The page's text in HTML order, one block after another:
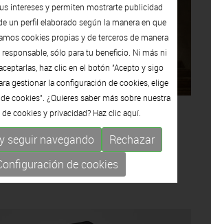
Contemporánea
intereses y permiten mostrarte publicidad
un perfil elaborado según la manera en que
cookies propias y de terceros de manera
sólo para tu beneficio. Ni más ni
haz clic en el botón "Acepto y sigo
gestionar la configuración de cookies, elige
cookies". ¿Quieres saber más sobre nuestra
cookies y privacidad? Haz clicaquí.
seguir navegando
Rechazar
de cookies